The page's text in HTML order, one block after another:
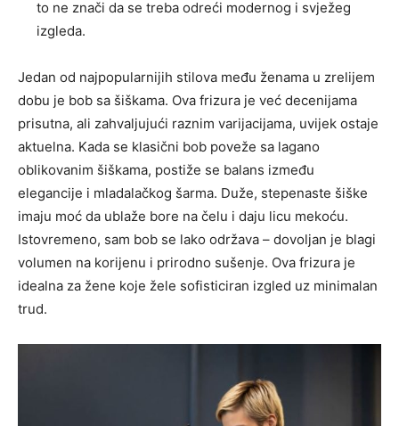
to ne znači da se treba odreći modernog i svježeg
izgleda.
Jedan od najpopularnijih stilova među ženama u zrelijem
dobu je bob sa šiškama. Ova frizura je već decenijama
prisutna, ali zahvaljujući raznim varijacijama, uvijek ostaje
aktuelna. Kada se klasični bob poveže sa lagano
oblikovanim šiškama, postiže se balans između
elegancije i mladalačkog šarma. Duže, stepenaste šiške
imaju moć da ublaže bore na čelu i daju licu mekoću.
Istovremeno, sam bob se lako održava – dovoljan je blagi
volumen na korijenu i prirodno sušenje. Ova frizura je
idealna za žene koje žele sofisticiran izgled uz minimalan
trud.